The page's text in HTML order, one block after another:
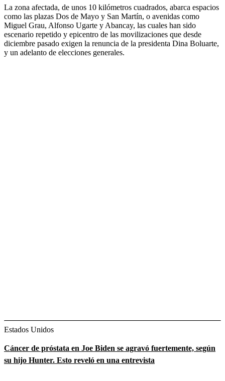
La zona afectada, de unos 10 kilómetros cuadrados, abarca espacios
como las plazas Dos de Mayo y San Martín, o avenidas como
Miguel Grau, Alfonso Ugarte y Abancay, las cuales han sido
escenario repetido y epicentro de las movilizaciones que desde
diciembre pasado exigen la renuncia de la presidenta Dina Boluarte,
y un adelanto de elecciones generales.
Estados Unidos
Cáncer de próstata en Joe Biden se agravó fuertemente, según
su hijo Hunter. Esto reveló en una entrevista